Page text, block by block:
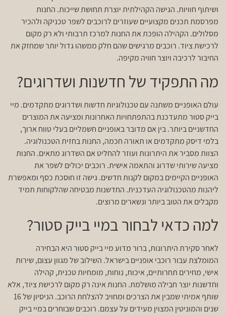
ושיתוף חוויות. הגישה הקהילתית יוצרת תחושת שייכות. החנות
מפרסמת תכנים מקצועיים שעוזרים לרוכבים לשפר טכניקה ולהכיר
מסלולים. הקהילה הופכת את החנות למרכז תרבותי ולא רק מקום
לרכישת ציוד. רוכבים מרגישים שהם חלק ממשהו גדול יותר שמחזק את
החיבור לרכיבה ויוצר חוויה מקיפה.
מה התפקיד של חדשנות ושדרוגים?
עולם האופניים משתנה עם טכנולוגיות חדשות ושדרוגים מתקדמים. מיי
בייק סטור מתעדכנת בהתפתחויות האחרונות ומציעה את המוצרים
החדשניים ביותר. בין אם מדובר באופניים חשמליים בעלי טווח ארוך,
בלמי דיסק מתקדמים או תאורה חכמה, החנות בחזית הטכנולוגיה.
הצוות מסביר את היתרונות ועוזר להחליט אם השדרוג מתאים. החנות
מציעה שירותי שדרוג והתאמה אישית. רוכבים יכולים לשפר את
האופניים הקיימים במקום לקנות חדשים. גישה זו חוסכת כסף ומאפשרת
ליהנות מהטכנולוגיה העדכנית. החדשנות מבטיחה שהלקוחות תמיד
מקבלים את הטוב ביותר ונשארים מרוצים.
למה כדאי לבחור במיי בייק סטור?
לאחר סקירת היתרונות, ברור מדוע מיי בייק סטור היא הבחירה
המומלצת עבור רוכבי אופניים בישראל. השילוב של מגוון עצום, שירות
אישי, מחירים תחרותיים, איכות, נוחות, מומחיות טכנית, קהילה
וחדשנות יוצר חבילה מושלמת. החנות אינה רק מקום לרכישת ציוד, אלא
שותף אמיתי שמבין את הצרכים ומחויב להצלחת הרוכב. הניסיון של 16
שנים והמוניטין המצוין מעידים על עצמם. רוכבים שבוחרים במיי בייק